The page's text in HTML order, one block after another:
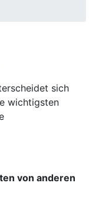
sich
wichtigsten
von anderen